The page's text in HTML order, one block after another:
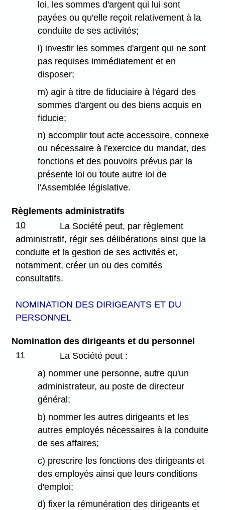
loi, les sommes d'argent qui lui sont
payées ou qu'elle reçoit relativement à la
conduite de ses activités;
l) investir les sommes d'argent qui ne sont
pas requises immédiatement et en
disposer;
m) agir à titre de fiduciaire à l'égard des
sommes d'argent ou des biens acquis en
fiducie;
n) accomplir tout acte accessoire, connexe
ou nécessaire à l'exercice du mandat, des
fonctions et des pouvoirs prévus par la
présente loi ou toute autre loi de
l'Assemblée législative.
Règlements administratifs
10
La Société peut, par règlement
administratif, régir ses délibérations ainsi que la
conduite et la gestion de ses activités et,
notamment, créer un ou des comités
consultatifs.
NOMINATION DES DIRIGEANTS ET DU
PERSONNEL
Nomination des dirigeants et du personnel
11
La Société peut :
a) nommer une personne, autre qu'un
administrateur, au poste de directeur
général;
b) nommer les autres dirigeants et les
autres employés nécessaires à la conduite
de ses affaires;
c) prescrire les fonctions des dirigeants et
des employés ainsi que leurs conditions
d'emploi;
d) fixer la rémunération des dirigeants et